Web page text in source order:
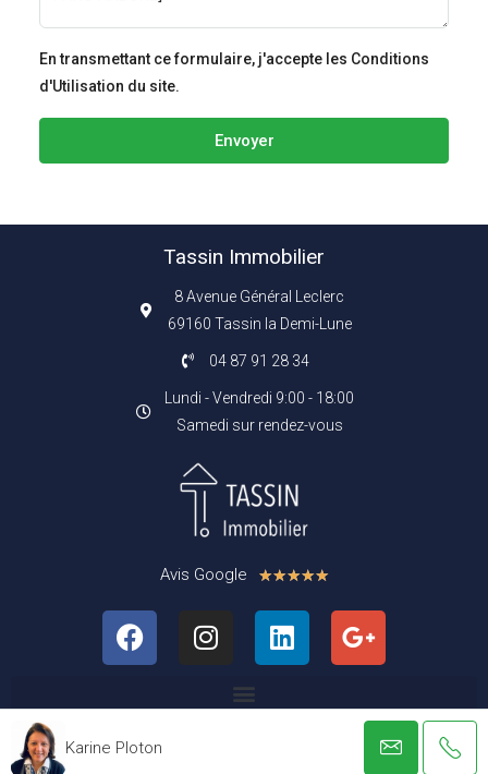
En transmettant ce formulaire, j'accepte les Conditions
d'Utilisation du site.
Envoyer
Karine Ploton
Tassin Immobilier
8 Avenue Général Leclerc
69160 Tassin la Demi-Lune
04 87 91 28 34
Lundi - Vendredi 9:00 - 18:00
Samedi sur rendez-vous
Avis Google ★★★★★